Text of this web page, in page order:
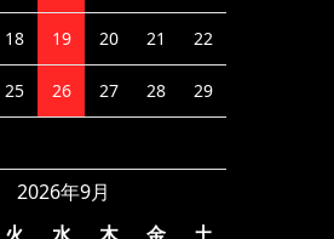
18 19 20 21 22
25 26 27 28 29
2026年9月